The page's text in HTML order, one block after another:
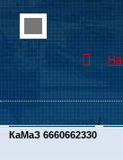
Каталог Запчастей/
КаМаЗ 6660662330